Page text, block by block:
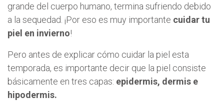
grande del cuerpo humano, termina sufriendo debido
a la sequedad. ¡Por eso es muy importante cuidar tu
piel en invierno!
Pero antes de explicar cómo cuidar la piel esta
temporada, es importante decir que la piel consiste
básicamente en tres capas: epidermis, dermis e
hipodermis.